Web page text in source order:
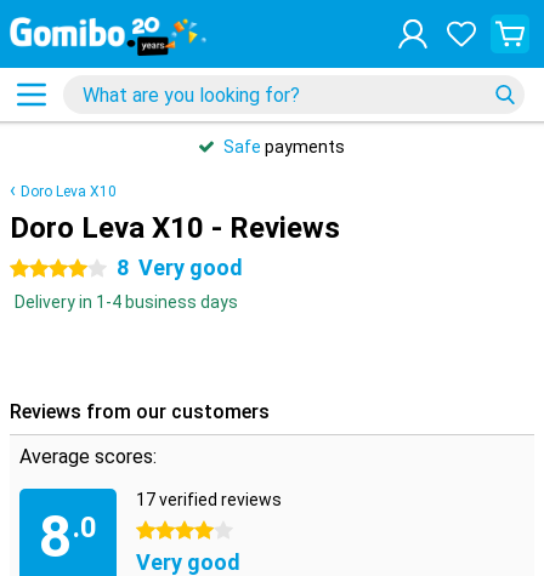
Safe payments
Doro Leva X10
Doro Leva X10 - Reviews
4 stars 8 Very good
Delivery in 1-4 business days
Reviews from our customers
Average scores:
8.0
17 verified reviews
4 stars
Very good